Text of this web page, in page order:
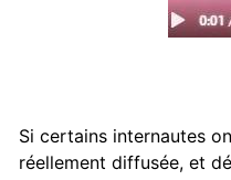
Si certains internautes
réellement diffusée, et